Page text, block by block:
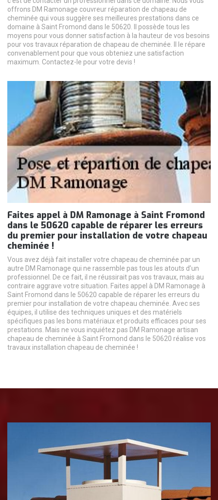
offrons DM Ramonage couvreur réparation de chapeau de
cheminée qui vous suggère ses meilleures prestations dans ce
domaine à Saint Fromond dans le 50620. Il possède tous les
moyens pour vous donner satisfaction à la hauteur de vos besoins
pour vos travaux réparation de chapeau de cheminée. Il le répare
convenablement pour que vous obteniez une satisfaction
maximum. Contactez-le pour votre devis !
Faites appel à DM Ramonage à Saint Fromond
dans le 50620 capable de réparer les erreurs
du premier pour installation de votre chapeau
cheminée !
Vous avez déjà fait installer votre chapeau de cheminée par un
autre DM Ramonage qui ne rassemble pas tous les atouts d’un
professionnel. De ce fait, il ne réussirait pas vos travaux, mais au
contraire aggrave votre situation. Faites appel à DM Ramonage à
Saint Fromond dans le 50620 capable de réparer les erreurs du
premier pour installation de votre chapeau cheminée. Avec ses
équipes, il utilise des techniques uniques et des matériels
spécifiques pas les bons matériaux et produits efficaces pour ses
prestations. Mais ne vous inquiétez pas DM Ramonage artisan
chapeau de cheminée à Saint Fromond dans le 50620 réalise vos
travaux installation chapeau de cheminée !